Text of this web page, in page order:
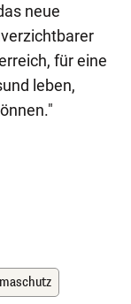
neue
für eine
leben,